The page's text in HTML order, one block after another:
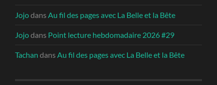
JojodansAu fil des pages avec La Belle et la Bête
Jojodans Point lecture hebdomadaire 2026 #29
Tachan dansAu fil des pages avec La Belle et la Bête